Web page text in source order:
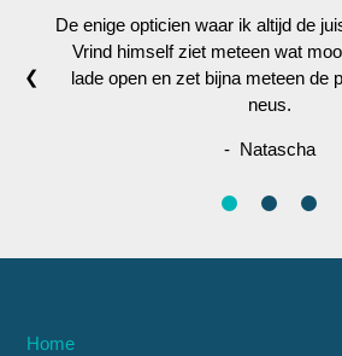
De enige opticien waar ik altijd de
Vrind himself ziet meteen wat
lade open en zet bijna meteen de
neus.
- Natascha
❮
Home